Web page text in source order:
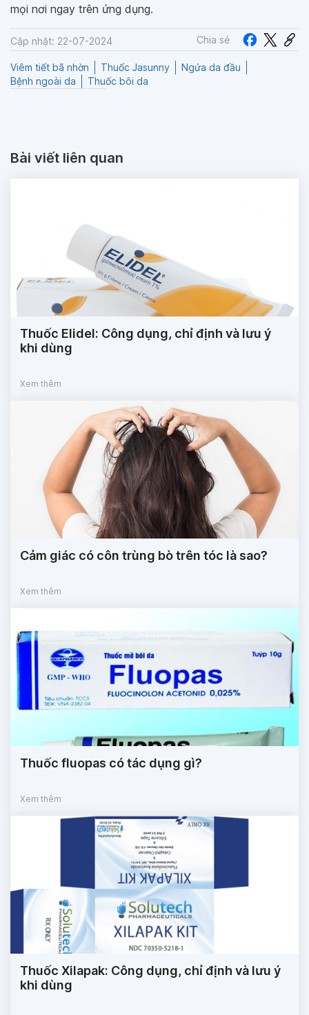
mọi nơi ngay trên ứng dụng.
Cập nhật: 22-07-2024 Chia sẻ
Viêm tiết bã nhờn Thuốc Jasunny
Ngứa da đầu
Bệnh ngoài da
Thuốc bôi da
Bài viết liên quan
Thuốc Elidel: Công dụng, chỉ định và lưu ý
khi dùng
Xem thêm
Cảm giác có côn trùng bò trên tóc là sao?
Xem thêm
Thuốc fluopas có tác dụng gì?
Xem thêm
Thuốc Xilapak: Công dụng, chỉ định và lưu ý
khi dùng